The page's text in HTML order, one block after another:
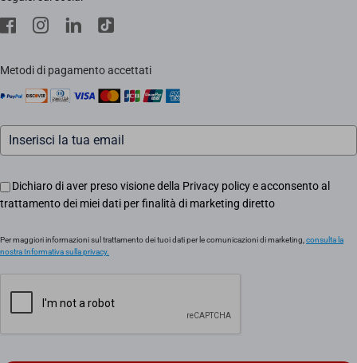
Stores
Informazioni legali
Assistenza Motori Apricancello
EZVIZ Green
EZVIZ CSR
Traccia il tuo ordine
Eventi
Metodi di pagamento accettati
Dichiaro di aver preso visione della Privacy policy e acconsento al
trattamento dei miei dati per finalità di marketing diretto
Per maggiori informazioni sul trattamento dei tuoi dati per le comunicazioni di marketing, consulta la
nostra Informativa sulla privacy.